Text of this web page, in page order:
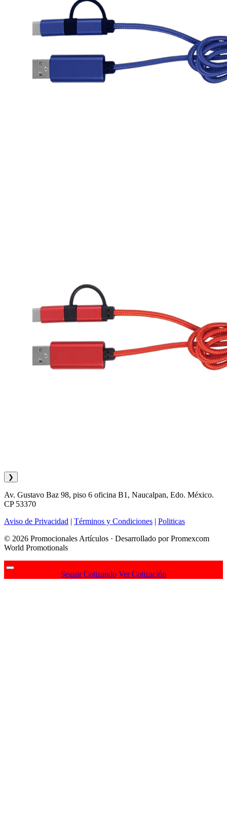
❯
Av. Gustavo Baz 98, piso 6 oficina B1, Naucalpan, Edo. México.
CP 53370
Aviso de Privacidad | Términos y Condiciones | Politicas
© 2026 Promocionales Artículos · Desarrollado por Promexcom
World Promotionals
Seguir Cotizando Ver Cotización